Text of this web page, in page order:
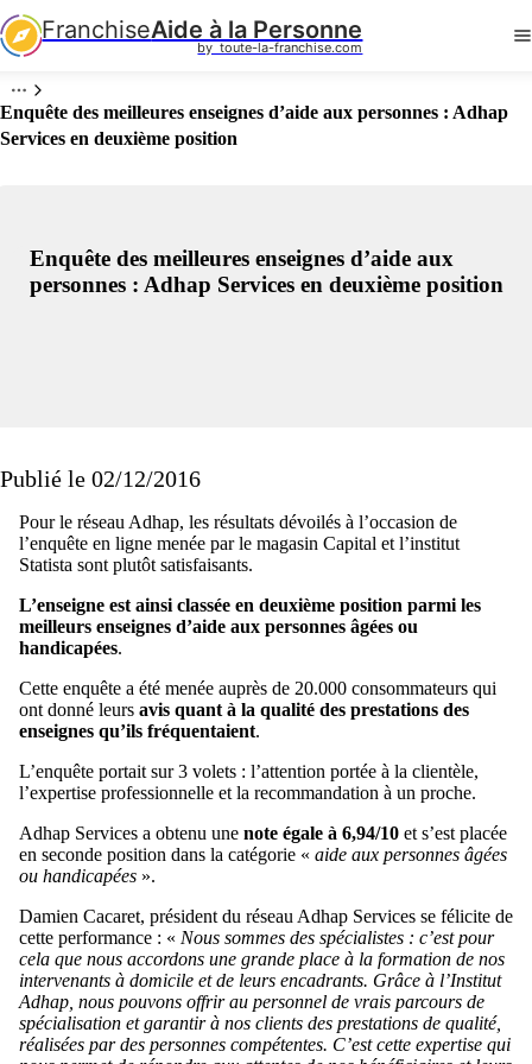
FranchiseAide à la Personne
by  toute-la-franchise.com
Enquête des meilleures enseignes d’aide aux personnes : Adhap
Services en deuxième position
Enquête des meilleures enseignes d’aide aux
personnes : Adhap Services en deuxième position
Publié le 02/12/2016
Pour le réseau Adhap, les résultats dévoilés à l’occasion de
l’enquête en ligne menée par le magasin Capital et l’institut
Statista sont plutôt satisfaisants.
L’enseigne est ainsi classée en deuxième position parmi les
meilleurs enseignes d’aide aux personnes âgées ou
handicapées.
Cette enquête a été menée auprès de 20.000 consommateurs qui
ont donné leurs avis quant à la qualité des prestations des
enseignes qu’ils fréquentaient.
L’enquête portait sur 3 volets : l’attention portée à la clientèle,
l’expertise professionnelle et la recommandation à un proche.
Adhap Services a obtenu une note égale à 6,94/10 et s’est placée
en seconde position dans la catégorie « aide aux personnes âgées
ou handicapées ».
Damien Cacaret, président du réseau Adhap Services se félicite de
cette performance : « Nous sommes des spécialistes : c’est pour
cela que nous accordons une grande place à la formation de nos
intervenants à domicile et de leurs encadrants. Grâce à l’Institut
Adhap, nous pouvons offrir au personnel de vrais parcours de
spécialisation et garantir à nos clients des prestations de qualité,
réalisées par des personnes compétentes. C’est cette expertise qui